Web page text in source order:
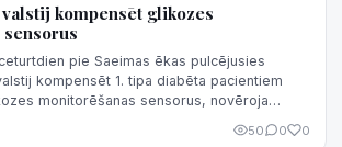
kompensēt glikozes
pie Saeimas ēkas pulcējusies
kompensēt 1. tipa diabēta pacientiem
monitorēšanas sensorus, novēroja
50 0 0